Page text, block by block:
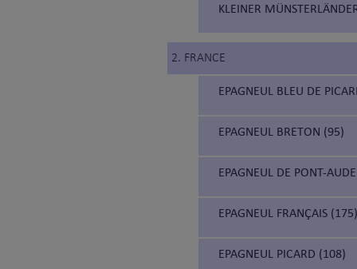
KLEINER
2. FRANCE
EPAGNEUL BLEU DE
EPAGNEUL BRETON (95)
EPAGNEUL DE PONT-
EPAGNEUL FRANÇAIS (175)
EPAGNEUL PICARD (108)